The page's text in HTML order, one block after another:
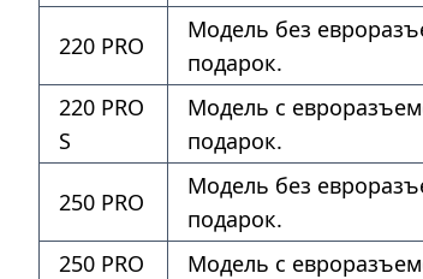
220 PRO
Модель без
подарок.
220 PRO
S
Модель с
подарок.
250 PRO
Модель без
подарок.
250 PRO
Модель с